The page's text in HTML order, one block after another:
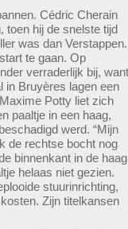
Cédric Cherain
toen hij de snelste tijd
was dan Verstappen.
te gaan. Op
verraderlijk bij, want
in Bruyères lagen een
Potty liet zich
paaltje in een haag,
werd. “Mijn
de rechtse bocht nog
binnenkant in de haag
helaas niet gezien.
stuurinrichting,
Zijn titelkansen